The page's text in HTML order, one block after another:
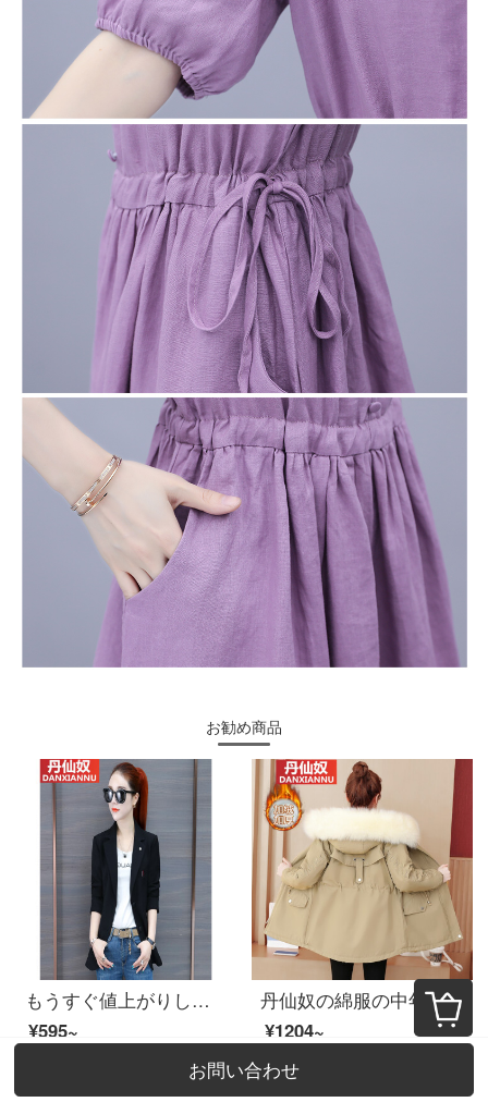
お勧め商品
もうすぐ値上がりします。】ウエストの小さいスーツの上着女性2020新型ファッションの上着小柄な職業イギリス風の女装ブローチスーツ黒【裏地があります。品質保証】2 XL
¥595~
丹仙奴の綿服の中年婦人服の母2020冬の新型の韓国版の大きい毛の襟の派は女性の中で長い款のカナダの厚い小さい背の綿服のオーバーの潮を克服して色の2 XLを押さえます。
¥1204~
お問い合わせ